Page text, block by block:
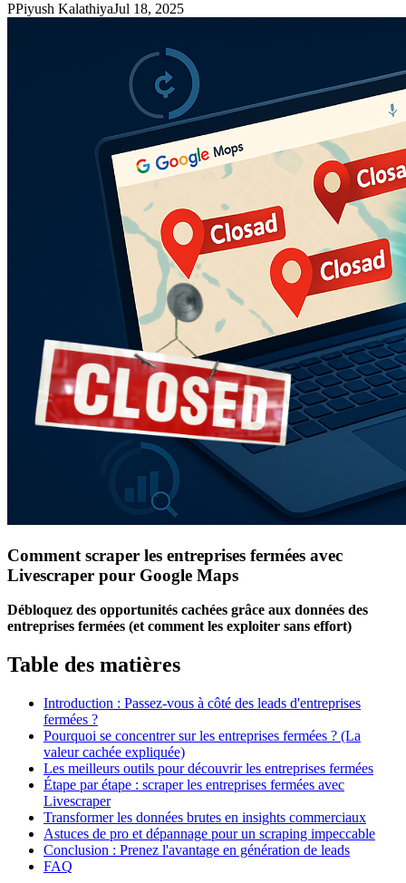
PPiyush KalathiyaJul 18, 2025
Comment scraper les entreprises fermées avec
Livescraper pour Google Maps
Débloquez des opportunités cachées grâce aux données des
entreprises fermées (et comment les exploiter sans effort)
Table des matières
Introduction : Passez-vous à côté des leads d'entreprises
fermées ?
Pourquoi se concentrer sur les entreprises fermées ? (La
valeur cachée expliquée)
Les meilleurs outils pour découvrir les entreprises fermées
Étape par étape : scraper les entreprises fermées avec
Livescraper
Transformer les données brutes en insights commerciaux
Astuces de pro et dépannage pour un scraping impeccable
Conclusion : Prenez l'avantage en génération de leads
FAQ